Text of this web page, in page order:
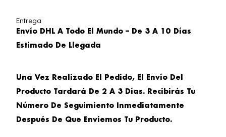
Entrega
Envío DHL A Todo El Mundo – De 3 A 10 Días
Estimado De Llegada
Una Vez Realizado El Pedido, El Envío Del
Producto Tardará De 2 A 3 Días. Recibirás Tu
Número De Seguimiento Inmediatamente
Después De Que Enviemos Tu Producto.